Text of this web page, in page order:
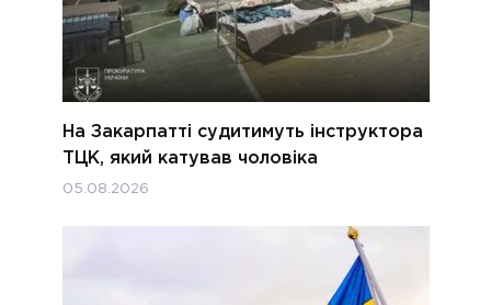
На Закарпатті судитимуть інструктора
ТЦК, який катував чоловіка
05.08.2026